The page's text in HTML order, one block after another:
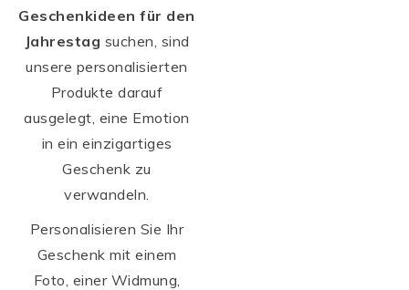
Geschenkideen für den
Jahrestag suchen, sind
unsere personalisierten
Produkte darauf
ausgelegt, eine Emotion
in ein einzigartiges
Geschenk zu
verwandeln.
Personalisieren Sie Ihr
Geschenk mit einem
Foto, einer Widmung,